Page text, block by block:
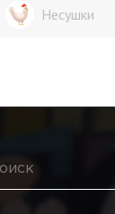
Несушки